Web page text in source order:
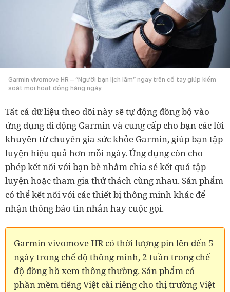
Garmin vivomove HR – “Người bạn lịch lãm” ngay trên cổ tay giúp kiểm
soát mọi hoạt động hàng ngày.
Tất cả dữ liệu theo dõi này sẽ tự động đồng bộ vào
ứng dụng di động Garmin và cung cấp cho bạn các lời
khuyên từ chuyên gia sức khỏe Garmin, giúp bạn tập
luyện hiệu quả hơn mỗi ngày. Ứng dụng còn cho
phép kết nối với bạn bè nhằm chia sẻ kết quả tập
luyện hoặc tham gia thử thách cùng nhau. Sản phẩm
có thể kết nối với các thiết bị thông minh khác để
nhận thông báo tin nhắn hay cuộc gọi.
Garmin vivomove HR có thời lượng pin lên đến 5
ngày trong chế độ thông minh, 2 tuần trong chế
độ đồng hồ xem thông thường. Sản phẩm có
phần mềm tiếng Việt cài riêng cho thị trường Việt